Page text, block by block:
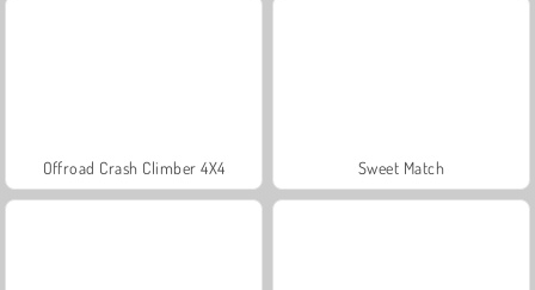
Offroad Crash Climber 4X4 Sweet Match